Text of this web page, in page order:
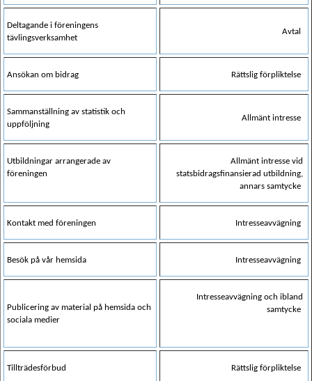
Deltagande i föreningens
tävlingsverksamhet
Avtal
Ansökan om bidrag Rättslig förpliktelse
Sammanställning av statistik och
uppföljning
Allmänt intresse
Utbildningar arrangerade av
föreningen
Allmänt intresse vid
statsbidragsfinansierad utbildning,
annars samtycke
Kontakt med föreningen Intresseavvägning
Besök på vår hemsida Intresseavvägning
Publicering av material på hemsida och
sociala medier
Intresseavvägning och ibland
samtycke
Tillträdesförbud Rättslig förpliktelse